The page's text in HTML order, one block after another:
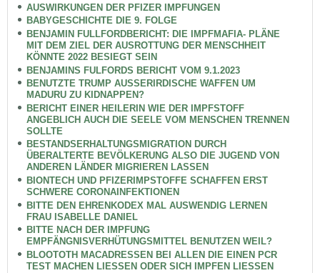
AUSWIRKUNGEN DER PFIZER IMPFUNGEN
BABYGESCHICHTE DIE 9. FOLGE
BENJAMIN FULLFORDBERICHT: DIE IMPFMAFIA- PLÄNE
MIT DEM ZIEL DER AUSROTTUNG DER MENSCHHEIT
KÖNNTE 2022 BESIEGT SEIN
BENJAMINS FULFORDS BERICHT VOM 9.1.2023
BENUTZTE TRUMP AUSSERIRDISCHE WAFFEN UM
MADURU ZU KIDNAPPEN?
BERICHT EINER HEILERIN WIE DER IMPFSTOFF
ANGEBLICH AUCH DIE SEELE VOM MENSCHEN TRENNEN
SOLLTE
BESTANDSERHALTUNGSMIGRATION DURCH
ÜBERALTERTE BEVÖLKERUNG ALSO DIE JUGEND VON
ANDEREN LÄNDER MIGRIEREN LASSEN
BIONTECH UND PFIZERIMPSTOFFE SCHAFFEN ERST
SCHWERE CORONAINFEKTIONEN
BITTE DEN EHRENKODEX MAL AUSWENDIG LERNEN
FRAU ISABELLE DANIEL
BITTE NACH DER IMPFUNG
EMPFÄNGNISVERHÜTUNGSMITTEL BENUTZEN WEIL?
BLOOTOTH MACADRESSEN BEI ALLEN DIE EINEN PCR
TEST MACHEN LIESSEN ODER SICH IMPFEN LIESSEN